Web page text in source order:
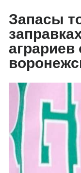
Запасы
аграриев